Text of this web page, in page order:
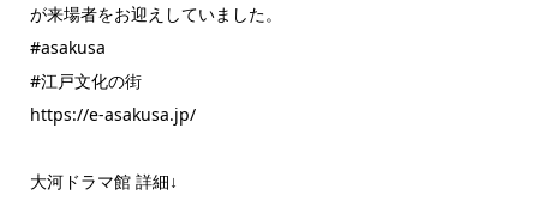
が来場者をお迎えしていました。
#asakusa
#江戸文化の街
https://e-asakusa.jp/
大河ドラマ館 詳細↓